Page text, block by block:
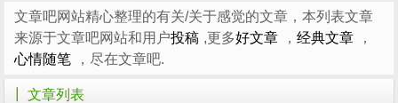
文章吧网站精心整理的有关/关于感觉的文章，本列表文章
来源于文章吧网站和用户投稿 ,更多好文章 ， 经典文章
，
心情随笔
，尽在文章吧.
┃ 文章列表